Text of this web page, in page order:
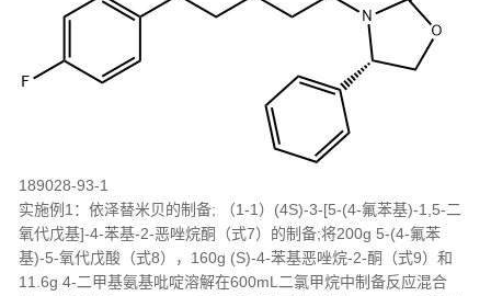
189028-93-1
实施例1：依泽替米贝的制备; （1-1）(4S)-3-[5-(4-氟苯基)-1,5-二
氧代戊基]-4-苯基-2-恶唑烷酮（式7）的制备;将200g 5-(4-氟苯
基)-5-氧代戊酸（式8），160g (S)-4-苯基恶唑烷-2-酮（式9）和
11.6g 4-二甲基氨基吡啶溶解在600mL二氯甲烷中制备反应混合